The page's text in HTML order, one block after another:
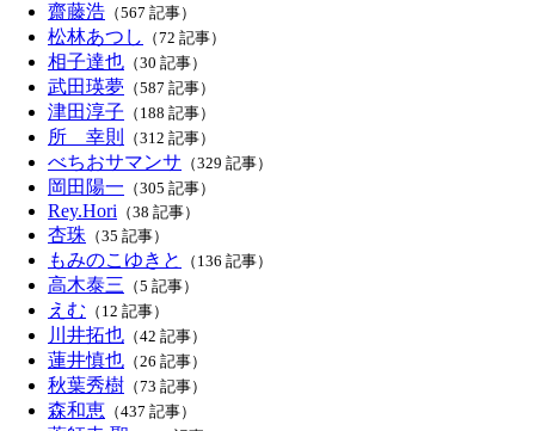
齋藤浩 （567 記事）
松林あつし （72 記事）
相子達也 （30 記事）
武田瑛夢 （587 記事）
津田淳子 （188 記事）
所 幸則 （312 記事）
べちおサマンサ （329 記事）
岡田陽一 （305 記事）
Rey.Hori （38 記事）
杏珠 （35 記事）
もみのこゆきと （136 記事）
高木泰三 （5 記事）
えむ （12 記事）
川井拓也 （42 記事）
蓮井慎也 （26 記事）
秋葉秀樹 （73 記事）
森和恵 （437 記事）